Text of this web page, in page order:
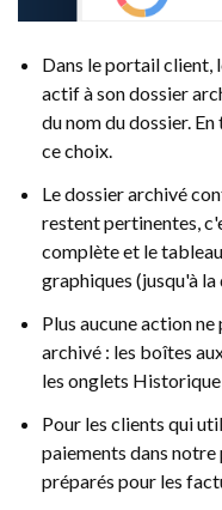
Dans le portail client,
actif à son dossier
du nom du dossier.
ce choix.
Le dossier archivé
restent pertinentes,
complète et le
graphiques (jusqu'à
Plus aucune action
archivé : les boîtes
les onglets
Pour les clients qui
paiements dans
préparés pour les